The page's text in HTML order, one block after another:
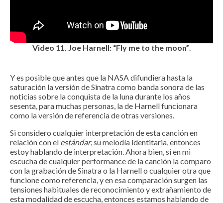
Video 11. Joe Harnell: “Fly me to the moon”.
Y es posible que antes que la NASA difundiera hasta la
saturación la versión de Sinatra como banda sonora de las
noticias sobre la conquista de la luna durante los años
sesenta, para muchas personas, la de Harnell funcionara
como la versión de referencia de otras versiones.
Si considero cualquier interpretación de esta canción en
relación con el estándar, su melodía identitaria, entonces
estoy hablando de interpretación. Ahora bien, si en mi
escucha de cualquier performance de la canción la comparo
con la grabación de Sinatra o la Harnell o cualquier otra que
funcione como referencia, y en esa comparación surgen las
tensiones habituales de reconocimiento y extrañamiento de
esta modalidad de escucha, entonces estamos hablando de